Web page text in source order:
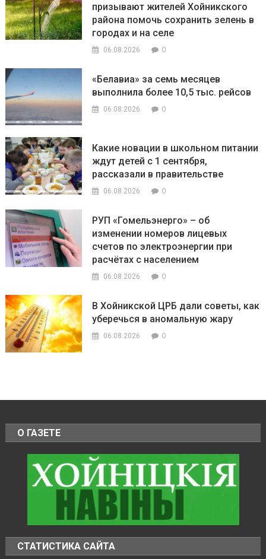
призывают жителей Хойникского
района помочь сохранить зелень в
городах и на селе
06.08.2026 0
«Белавиа» за семь месяцев
выполнила более 10,5 тыс. рейсов
06.08.2026 0
Какие новации в школьном питании
ждут детей с 1 сентября,
рассказали в правительстве
06.08.2026 0
РУП «Гомельэнерго» – об
изменении номеров лицевых
счетов по электроэнергии при
расчётах с населением
06.08.2026 0
В Хойникской ЦРБ дали советы, как
уберечься в аномальную жару
06.08.2026 0
О ГАЗЕТЕ
СТАТИСТИКА САЙТА